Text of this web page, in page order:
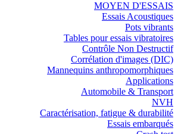
MOYEN D'ESSAIS
Essais Acoustiques
Pots vibrants
Tables pour essais vibratoires
Contrôle Non Destructif
Corrélation d'images (DIC)
Mannequins anthropomorphiques
Applications
Automobile & Transport
NVH
Caractérisation, fatigue & durabilité
Essais embarqués